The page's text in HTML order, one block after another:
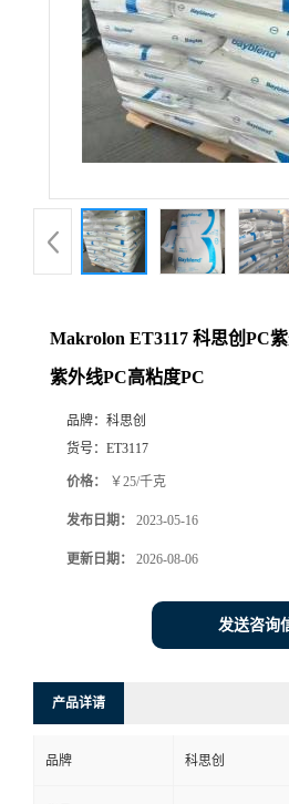
Makrolon ET3117 科思创PC
紫外线PC高粘度PC
品牌： 科思创
货号： ET3117
价格： ￥25/千克
发布日期： 2023-05-16
更新日期： 2026-08-06
发送咨询
产品详请
品牌 科思创